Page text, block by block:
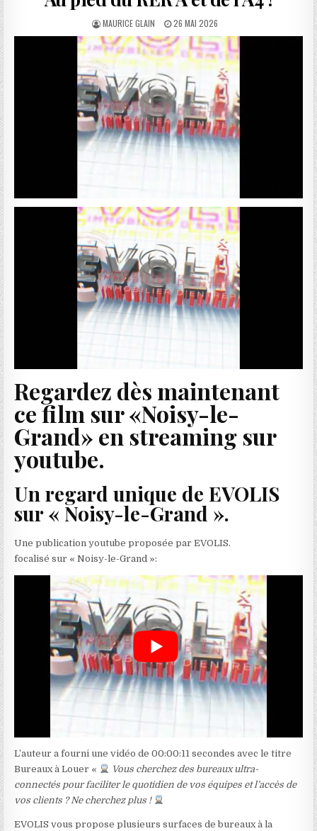
AUTHOR:
MAURICE GLAIN
PUBLISHED
DATE:
26 MAI 2026
Regardez dès maintenant
ce film sur «Noisy-le-
Grand» en streaming sur
youtube.
Un regard unique de EVOLIS
sur « Noisy-le-Grand ».
Une publication youtube proposée par EVOLIS.
focalisé sur « Noisy-le-Grand »:
L’auteur a fourni une vidéo de 00:00:11 secondes avec le titre
Bureaux à Louer «
Vous cherchez des bureaux ultra-
connectés pour faciliter le quotidien de vos équipes et l’accès de
vos clients ? Ne cherchez plus !
EVOLIS vous propose plusieurs surfaces de bureaux à la